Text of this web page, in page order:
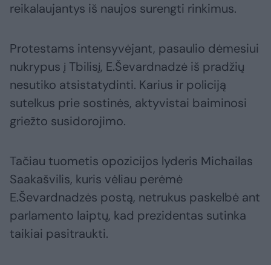
reikalaujantys iš naujos surengti rinkimus.
Protestams intensyvėjant, pasaulio dėmesiui
nukrypus į Tbilisį, E.Ševardnadzė iš pradžių
nesutiko atsistatydinti. Karius ir policiją
sutelkus prie sostinės, aktyvistai baiminosi
griežto susidorojimo.
Tačiau tuometis opozicijos lyderis Michailas
Saakašvilis, kuris vėliau perėmė
E.Ševardnadzės postą, netrukus paskelbė ant
parlamento laiptų, kad prezidentas sutinka
taikiai pasitraukti.